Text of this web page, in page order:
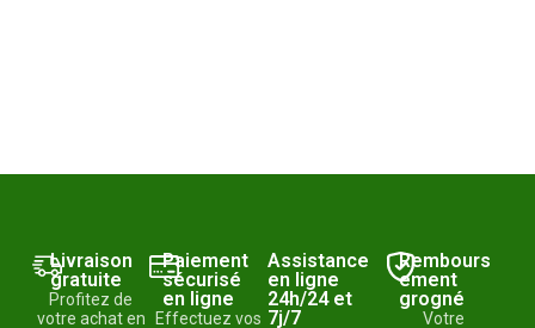
Livraison
gratuite
Profitez de
votre achat en
Paiement
sécurisé
en ligne
Effectuez vos
Assistance
en ligne
24h/24 et
7j/7
Rembours
ement
grogné
Votre